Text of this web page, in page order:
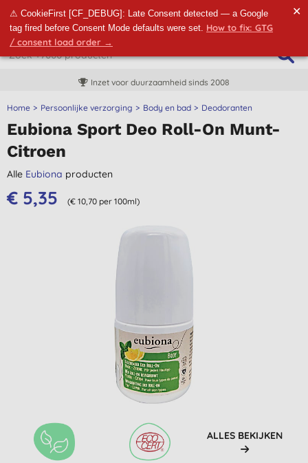
⚠ CookieFirst [CF_DEBUG]: Late Consent detected — a Google
tag fired before Consent Mode defaults were set. How to fix: GTG
/ consent load order →
✕
Inzet voor duurzaamheid sinds 2008
Home Persoonlijke verzorging Body en bad Deodoranten
Eubiona Sport Deo Roll-On Munt-
Citroen
Alle Eubiona producten
€ 5,35 (€ 10,70 per 100ml)
ALLES BEKIJKEN